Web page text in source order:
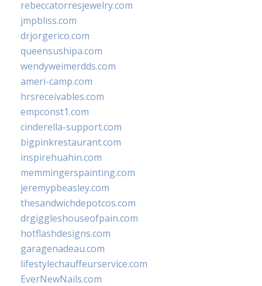
rebeccatorresjewelry.com
jmpbliss.com
drjorgerico.com
queensushipa.com
wendyweimerdds.com
ameri-camp.com
hrsreceivables.com
empconst1.com
cinderella-support.com
bigpinkrestaurant.com
inspirehuahin.com
memmingerspainting.com
jeremypbeasley.com
thesandwichdepotcos.com
drgiggleshouseofpain.com
hotflashdesigns.com
garagenadeau.com
lifestylechauffeurservice.com
EverNewNails.com